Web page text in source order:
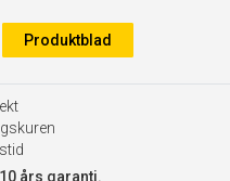
Produktblad
års garanti.